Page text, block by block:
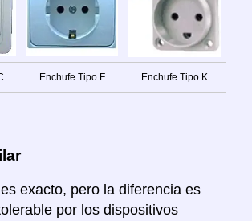
Enchufe Tipo F Enchufe Tipo K
exacto, pero la diferencia es
por los dispositivos